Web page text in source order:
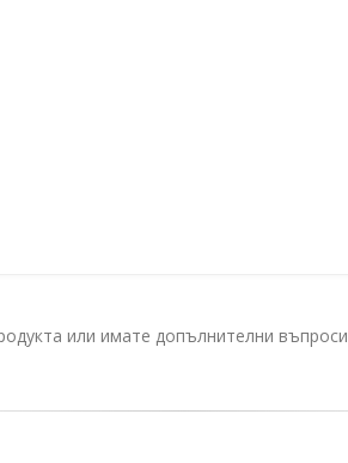
или имате допълнителни въпроси